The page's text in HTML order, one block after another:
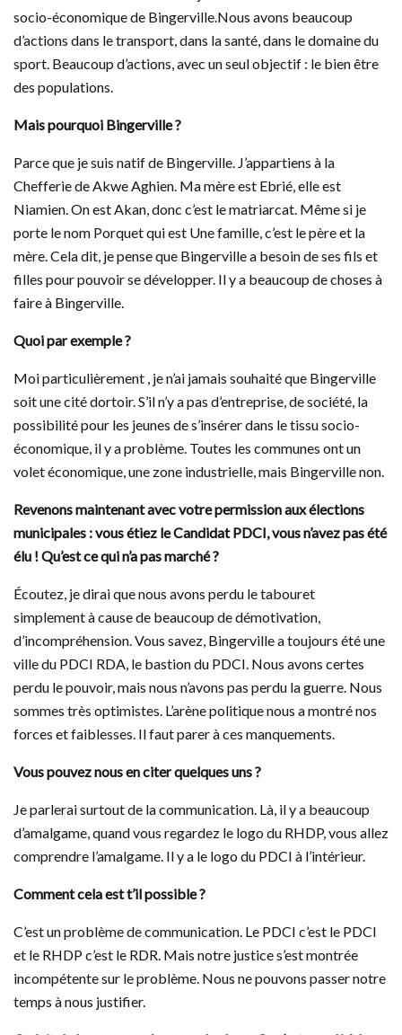
socio-économique de Bingerville.Nous avons beaucoup
d’actions dans le transport, dans la santé, dans le domaine du
sport. Beaucoup d’actions, avec un seul objectif : le bien être
des populations.
Mais pourquoi Bingerville ?
Parce que je suis natif de Bingerville. J’appartiens à la
Chefferie de Akwe Aghien. Ma mère est Ebrié, elle est
Niamien. On est Akan, donc c’est le matriarcat. Même si je
porte le nom Porquet qui est Une famille, c’est le père et la
mère. Cela dit, je pense que Bingerville a besoin de ses fils et
filles pour pouvoir se développer. Il y a beaucoup de choses à
faire à Bingerville.
Quoi par exemple ?
Moi particulièrement , je n’ai jamais souhaité que Bingerville
soit une cité dortoir. S’il n’y a pas d’entreprise, de société, la
possibilité pour les jeunes de s’insérer dans le tissu socio-
économique, il y a problème. Toutes les communes ont un
volet économique, une zone industrielle, mais Bingerville non.
Revenons maintenant avec votre permission aux élections
municipales : vous étiez le Candidat PDCI, vous n’avez pas été
élu ! Qu’est ce qui n’a pas marché ?
Écoutez, je dirai que nous avons perdu le tabouret
simplement à cause de beaucoup de démotivation,
d’incompréhension. Vous savez, Bingerville a toujours été une
ville du PDCI RDA, le bastion du PDCI. Nous avons certes
perdu le pouvoir, mais nous n’avons pas perdu la guerre. Nous
sommes très optimistes. L’arène politique nous a montré nos
forces et faiblesses. Il faut parer à ces manquements.
Vous pouvez nous en citer quelques uns ?
Je parlerai surtout de la communication. Là, il y a beaucoup
d’amalgame, quand vous regardez le logo du RHDP, vous allez
comprendre l’amalgame. Il y a le logo du PDCI à l’intérieur.
Comment cela est t’il possible ?
C’est un problème de communication. Le PDCI c’est le PDCI
et le RHDP c’est le RDR. Mais notre justice s’est montrée
incompétente sur le problème. Nous ne pouvons passer notre
temps à nous justifier.